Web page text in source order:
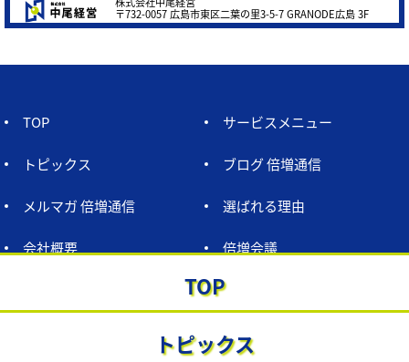
〒732-0057 広島市東区二葉の里3-5-7 GRANODE広島 3F
TOP サービスメニュー
トピックス ブログ 倍増通信
メルマガ 倍増通信 選ばれる理由
会社概要 倍増会議
プロフィール
TOP
トピックス